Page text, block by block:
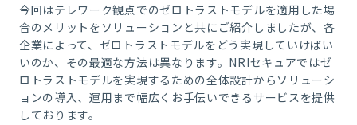
今回はテレワーク観点でのゼロトラストモデルを適用した場
合のメリットをソリューションと共にご紹介しましたが、各
企業によって、ゼロトラストモデルをどう実現していけばい
いのか、その最適な方法は異なります。 NRIセキュアではゼ
ロトラストモデルを実現するための全体設計からソリューシ
ョンの導入、運用まで幅広くお手伝いできるサービスを提供
しております。